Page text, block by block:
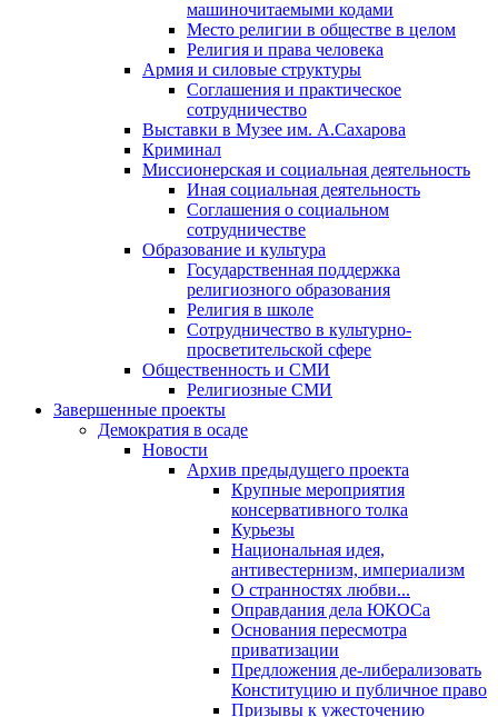
машиночитаемыми кодами
Место религии в обществе в целом
Религия и права человека
Армия и силовые структуры
Соглашения и практическое
сотрудничество
Выставки в Музее им. А.Сахарова
Криминал
Миссионерская и социальная деятельность
Иная социальная деятельность
Соглашения о социальном
сотрудничестве
Образование и культура
Государственная поддержка
религиозного образования
Религия в школе
Сотрудничество в культурно-
просветительской сфере
Общественность и СМИ
Религиозные СМИ
Завершенные проекты
Демократия в осаде
Новости
Архив предыдущего проекта
Крупные мероприятия
консервативного толка
Курьезы
Национальная идея,
антивестернизм, империализм
О странностях любви...
Оправдания дела ЮКОСа
Основания пересмотра
приватизации
Предложения де-либерализовать
Конституцию и публичное право
Призывы к ужесточению